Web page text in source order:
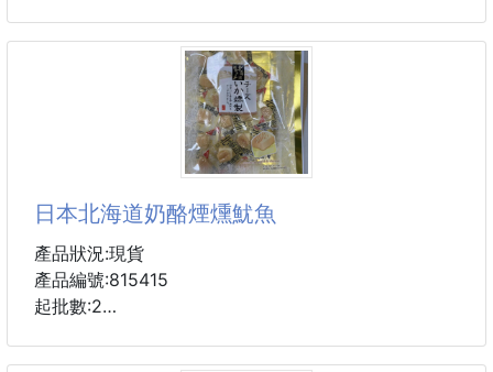
材質：ABS樹脂
尺寸：全長18.5cm×幅度4.5cm
影片參考網址：https://images-na.ssl-images-
🍓期間限定草莓夾心餅！
日本YBC NOIR草莓夾心餅 166.4g
採用白色餅乾烘烤特製成美麗的粉紅色
香醇可口的香草草莓內餡😚
規格：166.4g
產地：日本
#餅乾#現貨
日本北海道奶酪煙燻魷魚
產品狀況:現貨
產品編號:815415
起批數:2